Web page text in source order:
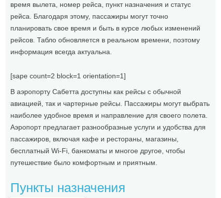
время вылета, номер рейса, пункт назначения и статус
рейса. Благодаря этому, пассажиры могут точно
планировать свое время и быть в курсе любых изменений
рейсов. Табло обновляется в реальном времени, поэтому
информация всегда актуальна.
[sape count=2 block=1 orientation=1]
В аэропорту Сабетта доступны как рейсы с обычной
авиацией, так и чартерные рейсы. Пассажиры могут выбрать
наиболее удобное время и направление для своего полета.
Аэропорт предлагает разнообразные услуги и удобства для
пассажиров, включая кафе и рестораны, магазины,
бесплатный Wi-Fi, банкоматы и многое другое, чтобы
путешествие было комфортным и приятным.
Пункты назначения